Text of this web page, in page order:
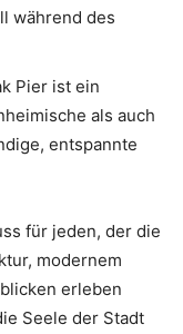
während des
Pier ist ein
als auch
entspannte
für jeden, der die
modernem
erleben
Seele der Stadt